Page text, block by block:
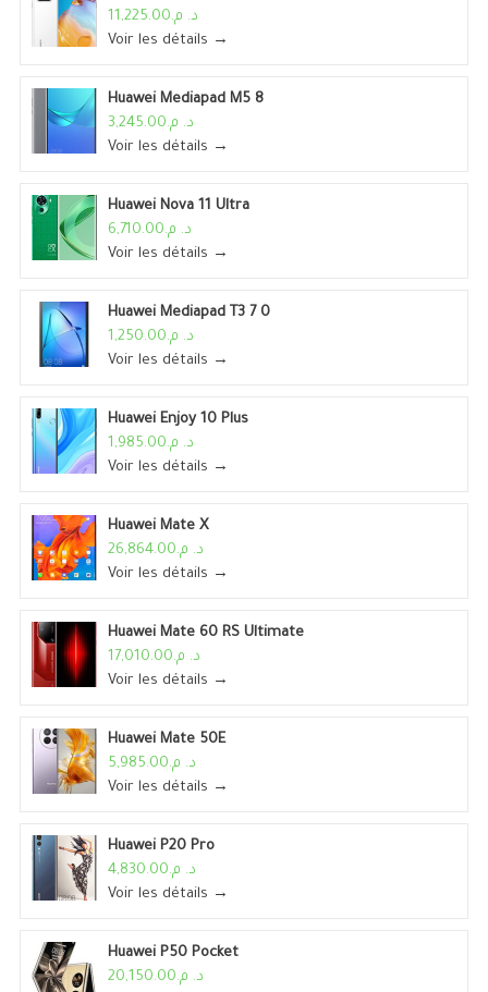
د. م.11,225.00
Voir les détails →
Huawei Mediapad M5 8
د. م.3,245.00
Voir les détails →
Huawei Nova 11 Ultra
د. م.6,710.00
Voir les détails →
Huawei Mediapad T3 7 0
د. م.1,250.00
Voir les détails →
Huawei Enjoy 10 Plus
د. م.1,985.00
Voir les détails →
Huawei Mate X
د. م.26,864.00
Voir les détails →
Huawei Mate 60 RS Ultimate
د. م.17,010.00
Voir les détails →
Huawei Mate 50E
د. م.5,985.00
Voir les détails →
Huawei P20 Pro
د. م.4,830.00
Voir les détails →
Huawei P50 Pocket
د. م.20,150.00